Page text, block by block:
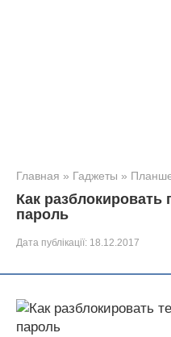
Главная » Гаджеты »
Как
пароль
Дата публікації: 18.12.2017